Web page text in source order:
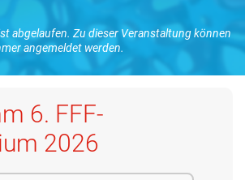
abgelaufen. Zu dieser Veranstaltung können
angemeldet werden.
6. FFF-
2026